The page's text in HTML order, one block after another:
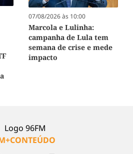
07/08/2026 às 10:00
Marcola e Lulinha:
campanha de Lula tem
semana de crise e mede
impacto